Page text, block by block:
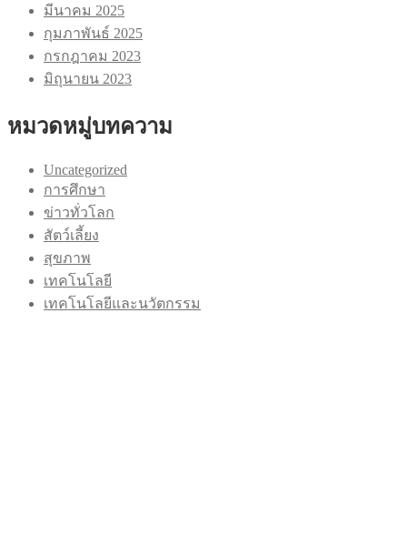
มีนาคม 2025
กุมภาพันธ์ 2025
กรกฎาคม 2023
มิถุนายน 2023
หมวดหมู่บทความ
Uncategorized
การศึกษา
ข่าวทั่วโลก
สัตว์เลี้ยง
สุขภาพ
เทคโนโลยี
เทคโนโลยีและนวัตกรรม